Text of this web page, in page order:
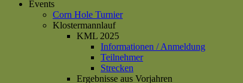
Events
Corn Hole Turnier
Klostermannlauf
KML 2025
Informationen / Anmeldung
Teilnehmer
Strecken
Ergebnisse aus Vorjahren